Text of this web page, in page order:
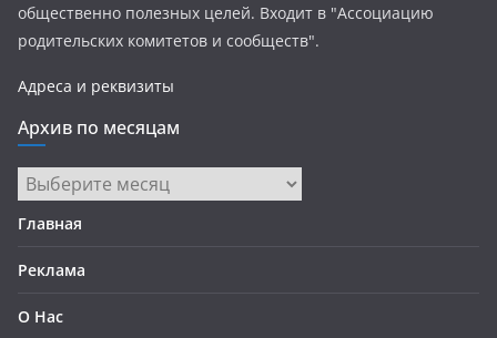
общественно полезных целей. Входит в "Ассоциацию
родительских комитетов и сообществ".
Адреса и реквизиты
Архив по месяцам
Архив
по
месяцам
Главная
Реклама
О Нас